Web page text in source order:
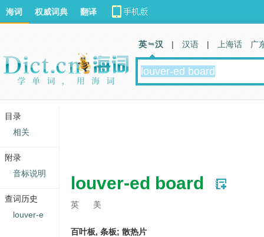
louver-ed board
英 美
百叶板, 条板; 散热片
海词 权威词典 翻译
英 汉 | 汉语 | 上海话 广
目录
相关
附录
音标说明
查词历史
louver-e